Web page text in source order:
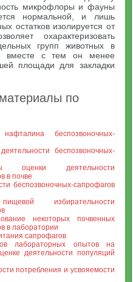
микрофлоры и фауны
нормальной, и лишь
остатков изолируется от
охарактеризовать
групп животных в
вместе с тем он менее
площади для закладки
по
беспозвоночных-
беспозвоночных-
оценки деятельности
в почве
беспозвоночных-сапрофагов
избирательности
некоторых почвенных
в лаборатории
сапрофагов
лабораторных опытов на
деятельности популяций
потребления и усвояемости